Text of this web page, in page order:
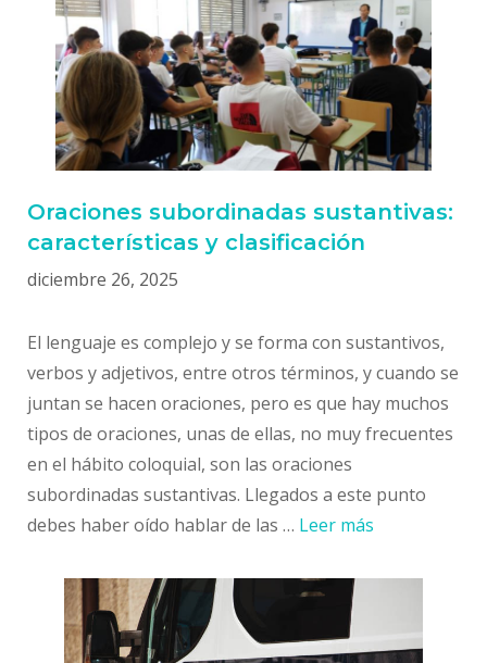
Oraciones subordinadas sustantivas:
características y clasificación
diciembre 26, 2025
El lenguaje es complejo y se forma con sustantivos,
verbos y adjetivos, entre otros términos, y cuando se
juntan se hacen oraciones, pero es que hay muchos
tipos de oraciones, unas de ellas, no muy frecuentes
en el hábito coloquial, son las oraciones
subordinadas sustantivas. Llegados a este punto
debes haber oído hablar de las … Leer más